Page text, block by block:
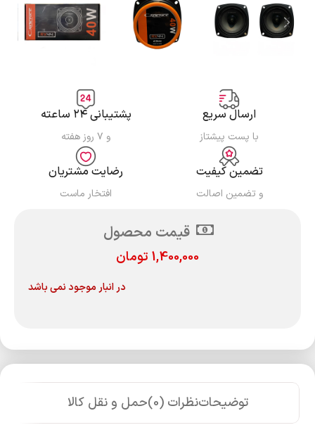
ارسال سریع
با پست پیشتاز
پشتیبانی ۲۴ ساعته
و ۷ روز هفته
تضمین کیفیت
و تضمین اصالت
رضایت مشتریان
افتخار ماست
قیمت محصول
1,400,000 تومان
در انبار موجود نمی باشد
توضیحاتنظرات (0) حمل و نقل کالا